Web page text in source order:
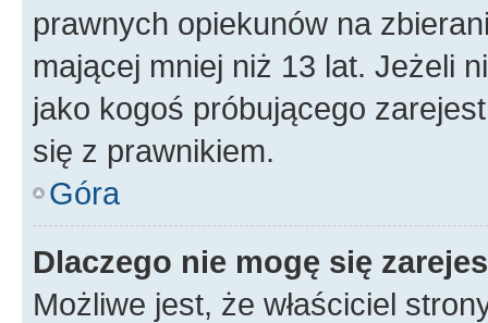
prawnych opiekunów na
mającej mniej niż 13 lat. Jeżeli
jako kogoś próbującego
się z prawnikiem.
Góra
Dlaczego nie mogę się
Możliwe jest, że właściciel